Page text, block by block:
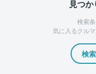
見つか
検索
気に入るクル
検